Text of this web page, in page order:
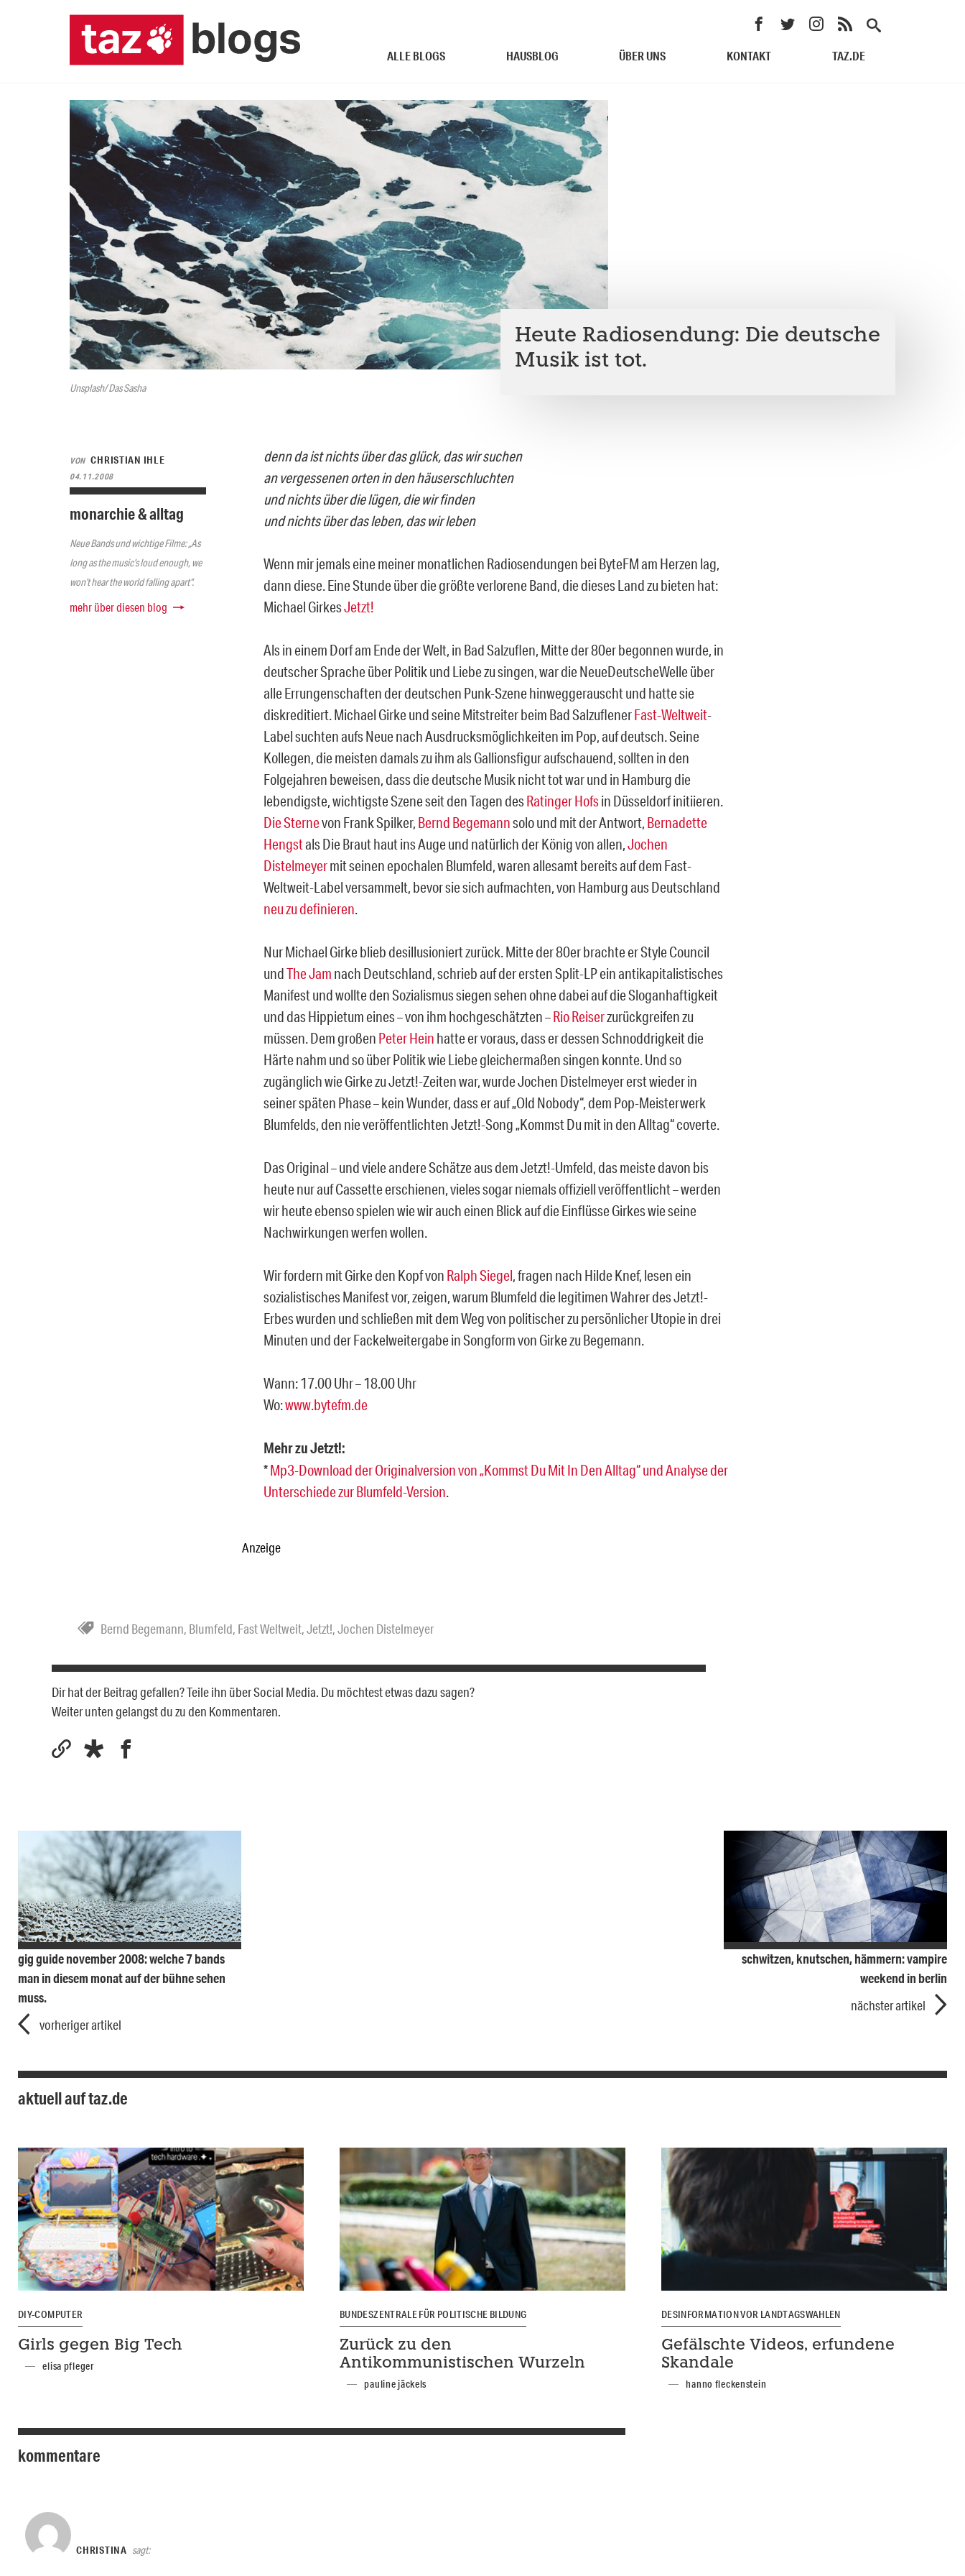
ALLE BLOGS HAUSBLOG ÜBER UNS KONTAKT TAZ.DE
Unsplash/ Das Sasha
Heute Radiosendung: Die deutsche
Musik ist tot.
VON CHRISTIAN IHLE
04.11.2008
monarchie & alltag
Neue Bands und wichtige Filme: „As
long as the music’s loud enough, we
won’t hear the world falling apart“.
mehr über diesen blog
denn da ist nichts über das glück, das wir suchen
an vergessenen orten in den häuserschluchten
und nichts über die lügen, die wir finden
und nichts über das leben, das wir leben
Wenn mir jemals eine meiner monatlichen Radiosendungen bei ByteFM am Herzen lag,
dann diese. Eine Stunde über die größte verlorene Band, die dieses Land zu bieten hat:
Michael GirkesJetzt!
Als in einem Dorf am Ende der Welt, in Bad Salzuflen, Mitte der 80er begonnen wurde, in
deutscher Sprache über Politik und Liebe zu singen, war die NeueDeutscheWelle über
alle Errungenschaften der deutschen Punk-Szene hinweggerauscht und hatte sie
diskreditiert. Michael Girke und seine Mitstreiter beim Bad SalzuflenerFast-Weltweit-
Label suchten aufs Neue nach Ausdrucksmöglichkeiten im Pop, auf deutsch. Seine
Kollegen, die meisten damals zu ihm als Gallionsfigur aufschauend, sollten in den
Folgejahren beweisen, dass die deutsche Musik nicht tot war und in Hamburg die
lebendigste, wichtigste Szene seit den Tagen desRatinger Hofsin Düsseldorf initiieren.
Die Sternevon Frank Spilker, Bernd Begemannsolo und mit der Antwort, Bernadette
Hengstals Die Braut haut ins Auge und natürlich der König von allen,Jochen
Distelmeyermit seinen epochalen Blumfeld, waren allesamt bereits auf dem Fast-
Weltweit-Label versammelt, bevor sie sich aufmachten, von Hamburg aus Deutschland
neu zu definieren.
Nur Michael Girke blieb desillusioniert zurück. Mitte der 80er brachte er Style Council
undThe Jam nach Deutschland, schrieb auf der ersten Split-LP ein antikapitalistisches
Manifest und wollte den Sozialismus siegen sehen ohne dabei auf die Sloganhaftigkeit
und das Hippietum eines – von ihm hochgeschätzten –Rio Reiserzurückgreifen zu
müssen. Dem großen Peter Hein hatte er voraus, dass er dessen Schnoddrigkeit die
Härte nahm und so über Politik wie Liebe gleichermaßen singen konnte. Und so
zugänglich wie Girke zu Jetzt!-Zeiten war, wurde Jochen Distelmeyer erst wieder in
seiner späten Phase – kein Wunder, dass er auf „Old Nobody“, dem Pop-Meisterwerk
Blumfelds, den nie veröffentlichten Jetzt!-Song „Kommst Du mit in den Alltag“ coverte.
Das Original – und viele andere Schätze aus dem Jetzt!-Umfeld, das meiste davon bis
heute nur auf Cassette erschienen, vieles sogar niemals offiziell veröffentlicht – werden
wir heute ebenso spielen wie wir auch einen Blick auf die Einflüsse Girkes wie seine
Nachwirkungen werfen wollen.
Wir fordern mit Girke den Kopf von Ralph Siegel, fragen nach Hilde Knef, lesen ein
sozialistisches Manifest vor, zeigen, warum Blumfeld die legitimen Wahrer des Jetzt!-
Erbes wurden und schließen mit dem Weg von politischer zu persönlicher Utopie in drei
Minuten und der Fackelweitergabe in Songform von Girke zu Begemann.
Wann: 17.00 Uhr – 18.00 Uhr
Wo:www.bytefm.de
Mehr zu Jetzt!:
*Mp3-Download der Originalversion von „Kommst Du Mit In Den Alltag“ und Analyse der
Unterschiede zur Blumfeld-Version.
Anzeige
Bernd Begemann, Blumfeld, Fast Weltweit,Jetzt!,Jochen Distelmeyer
Dir hat der Beitrag gefallen? Teile ihn über Social Media. Du möchtest etwas dazu sagen?
Weiter unten gelangst du zu den Kommentaren.
gig guide november 2008: welche 7 bands
man in diesem monat auf der bühne sehen
muss.
vorheriger artikel
schwitzen, knutschen, hämmern: vampire
weekend in berlin
nächster artikel
aktuell auf taz.de
DIY-COMPUTER
Girls gegen Big Tech
elisa pfleger
BUNDESZENTRALE FÜR POLITISCHE BILDUNG
Zurück zu den
Antikommunistischen Wurzeln
pauline jäckels
DESINFORMATION VOR LANDTAGSWAHLEN
Gefälschte Videos, erfundene
Skandale
hanno fleckenstein
kommentare
CHRISTINA sagt: